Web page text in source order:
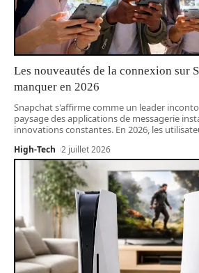
Les nouveautés de la connexion sur
manquer en 2026
Snapchat s'affirme comme un leader
paysage des applications de messagerie
innovations constantes. En 2026, les
High-Tech 2 juillet 2026